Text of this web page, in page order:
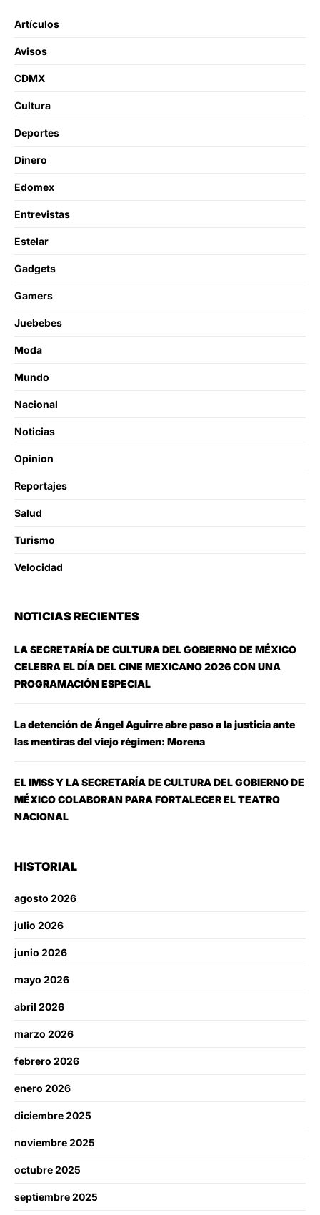
Artículos
Avisos
CDMX
Cultura
Deportes
Dinero
Edomex
Entrevistas
Estelar
Gadgets
Gamers
Juebebes
Moda
Mundo
Nacional
Noticias
Opinion
Reportajes
Salud
Turismo
Velocidad
NOTICIAS RECIENTES
LA SECRETARÍA DE CULTURA DEL GOBIERNO DE MÉXICO
CELEBRA EL DÍA DEL CINE MEXICANO 2026 CON UNA
PROGRAMACIÓN ESPECIAL
La detención de Ángel Aguirre abre paso a la justicia ante
las mentiras del viejo régimen: Morena
EL IMSS Y LA SECRETARÍA DE CULTURA DEL GOBIERNO DE
MÉXICO COLABORAN PARA FORTALECER EL TEATRO
NACIONAL
HISTORIAL
agosto 2026
julio 2026
junio 2026
mayo 2026
abril 2026
marzo 2026
febrero 2026
enero 2026
diciembre 2025
noviembre 2025
octubre 2025
septiembre 2025